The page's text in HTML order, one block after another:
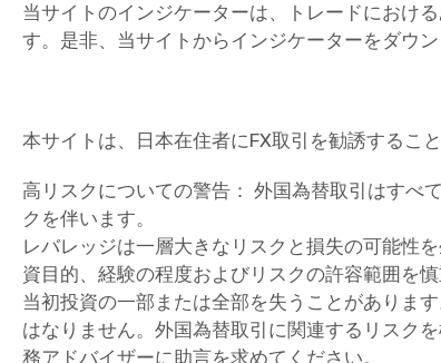
当サイトのインジケーターは、トレードにおけ
す。是非、当サイトからインジケーターをダウ
本サイトは、日本在住者にFX取引を勧誘するこ
高リスクについての警告： 外国為替取引はすべ
クを伴います。
レバレッジは一層大きなリスクと損失の可能性
資目的、経験の程度およびリスクの許容範囲を慎
当初投資の一部または全部を失うことがありま
はなりません。外国為替取引に関連するリスク
務アドバイザーに助言を求めてください。